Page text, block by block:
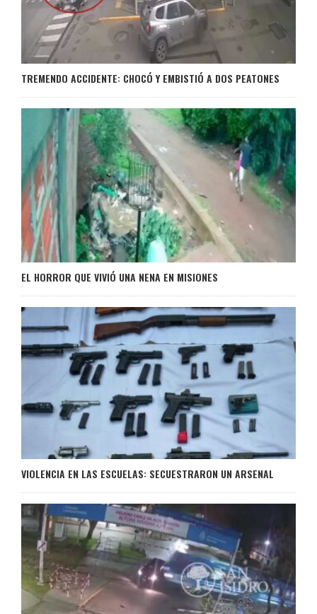
TREMENDO ACCIDENTE: CHOCÓ Y EMBISTIÓ A DOS PEATONES
EL HORROR QUE VIVIÓ UNA NENA EN MISIONES
VIOLENCIA EN LAS ESCUELAS: SECUESTRARON UN ARSENAL